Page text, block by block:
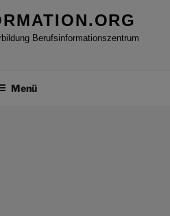
Berufsinformationszentrum
Menü